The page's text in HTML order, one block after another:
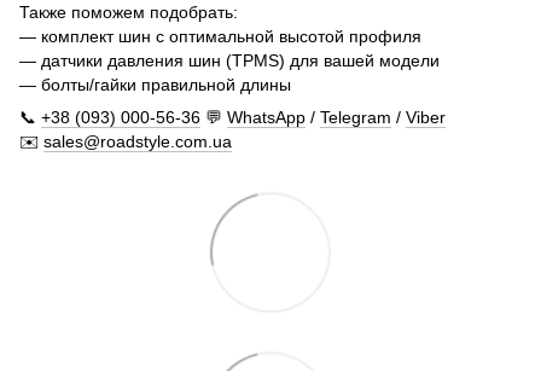
Также поможем подобрать:
— комплект шин с оптимальной высотой профиля
— датчики давления шин (TPMS) для вашей модели
— болты/гайки правильной длины
📞 +38 (093) 000-56-36 💬 WhatsApp / Telegram / Viber
✉️ sales@roadstyle.com.ua